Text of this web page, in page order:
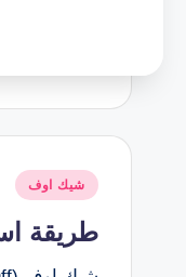
نُشرشيك اوف
طريقة